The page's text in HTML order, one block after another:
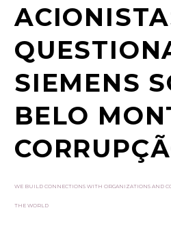
SIEMENS
BELO
WE BUILD CONNECTIONS WITH ORGANIZATIONS AND
THE WORLD